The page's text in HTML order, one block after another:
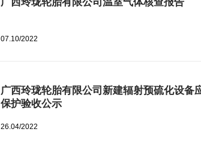
广西玲珑轮胎有限公司温室气体核查报告
07.10/2022
广西玲珑轮胎有限公司新建辐射预硫化设备
保护验收公示
26.04/2022